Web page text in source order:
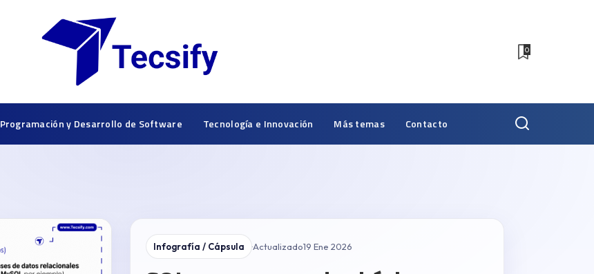
0
Programación y Desarrollo de Software Tecnología e Innovación Más temas Contacto
Infografía / Cápsula ·Actualizado19 Ene 2026